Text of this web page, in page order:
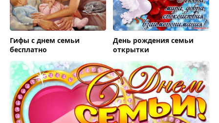
Гифы с днем семьи
бесплатно
День рождения семьи
открытки